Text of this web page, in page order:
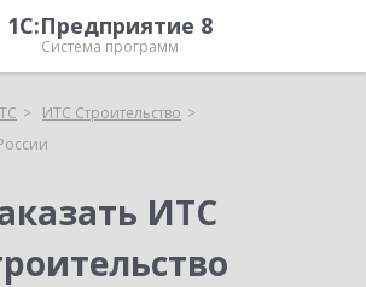
1С:Предприятие 8
Система программ
ИТС Строительство
ИТС